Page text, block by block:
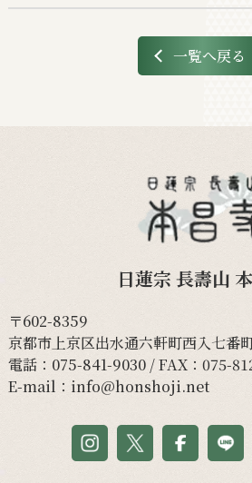
一覧へ戻る
日蓮宗 長壽山
〒602-8359
京都市上京区出水通六軒町西入七番
電話： 075-841-9030/ FAX：075-
E-mail： info@honshoji.net